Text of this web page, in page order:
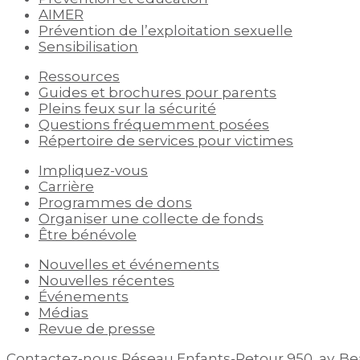
AIMER
Prévention de l’exploitation sexuelle
Sensibilisation
Ressources
Guides et brochures pour parents
Pleins feux sur la sécurité
Questions fréquemment posées
Répertoire de services pour victimes
Impliquez-vous
Carrière
Programmes de dons
Organiser une collecte de fonds
Être bénévole
Nouvelles et événements
Nouvelles récentes
Événements
Médias
Revue de presse